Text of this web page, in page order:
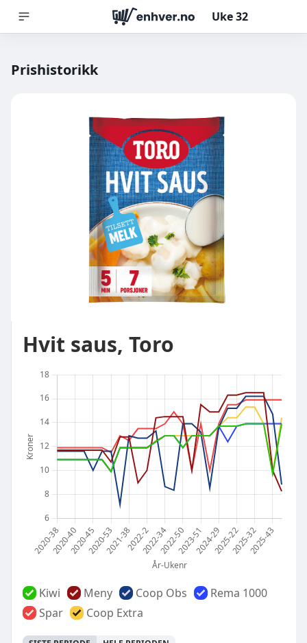
Uke32
Prishistorikk
Hvit saus, Toro
Kiwi Meny Coop Obs
Rema 1000
Spar
Coop Extra